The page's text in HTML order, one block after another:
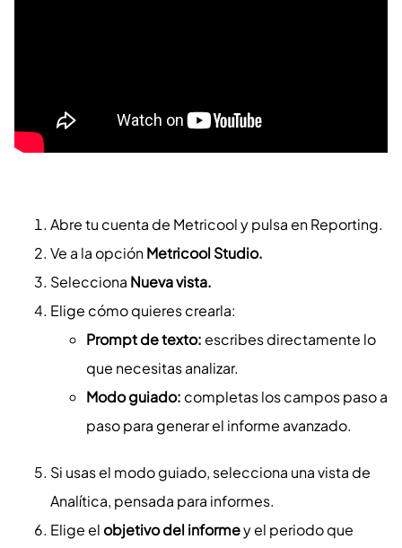
Abre tu cuenta de Metricool y pulsa en Reporting.
Ve a la opciónMetricool Studio.
Selecciona Nueva vista.
Elige cómo quieres crearla:
Prompt de texto:escribes directamente lo
que necesitas analizar.
Modo guiado: completas los campos paso a
paso para generar el informe avanzado.
Si usas el modo guiado, selecciona una vista de
Analítica, pensada para informes.
Elige elobjetivo del informey el periodo que